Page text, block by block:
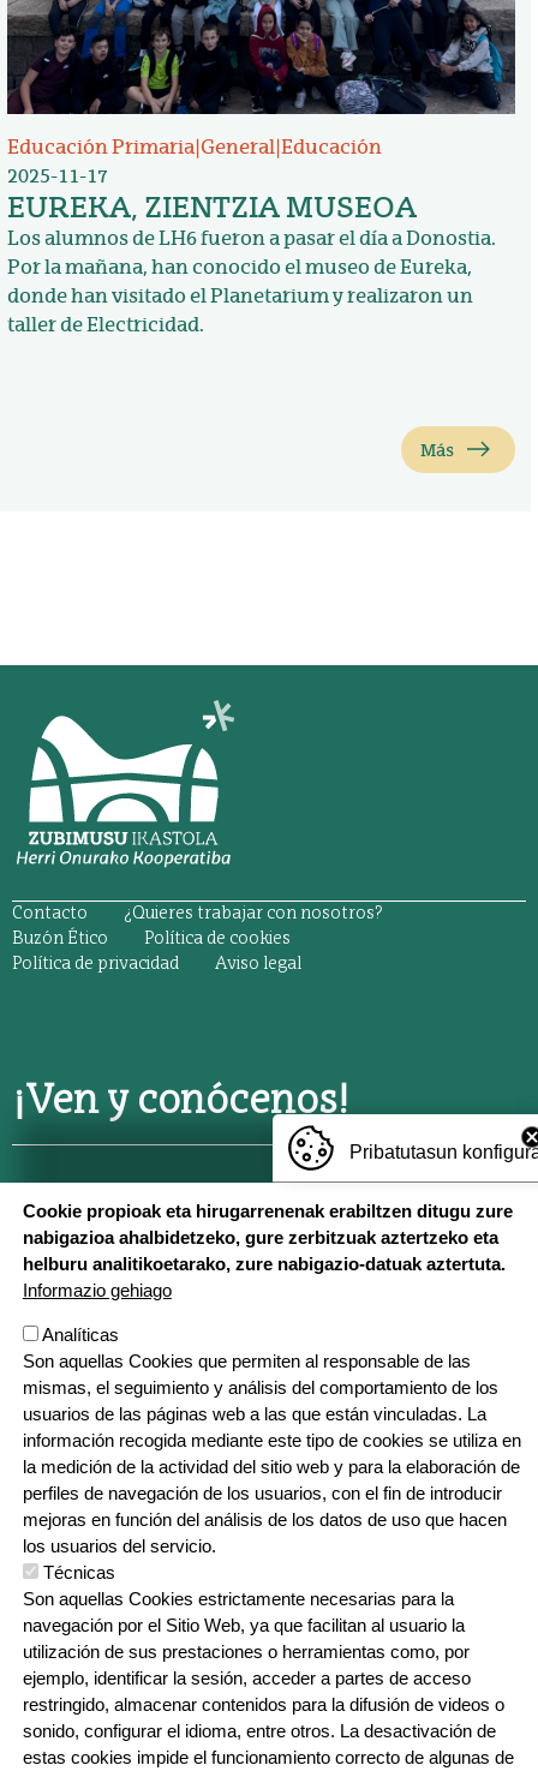
Educación Primaria|General|Educación
2025-11-17
EUREKA, ZIENTZIA MUSEOA
Los alumnos de LH6 fueron a pasar el día a Donostia.
Por la mañana, han conocido el museo de Eureka,
donde han visitado el Planetarium y realizaron un
taller de Electricidad.
Más
ORRI-OINA
Contacto
¿Quieres trabajar con nosotros?
TESTU-LEGALAK
Buzón Ético
Política de cookies
Política de privacidad
Aviso legal
¡Ven y conócenos!
CENTRO: Berria 55, 20150 Villabona,943 69 23 21
ZIZURKIL: Pagamuño z/g, 20159 Zizurkil,
En red
Webgune hau Ikastolen Elkarteak garatu
Pribatutasun
Cookie propioak eta hirugarrenenak erabiltzen ditugu zure
nabigazioa ahalbidetzeko, gure zerbitzuak aztertzeko eta
helburu analitikoetarako, zure nabigazio-datuak aztertuta.
Informazio gehiago
Analíticas
Son aquellas Cookies que permiten al responsable de las
mismas, el seguimiento y análisis del comportamiento de los
usuarios de las páginas web a las que están vinculadas. La
información recogida mediante este tipo de cookies se utiliza en
la medición de la actividad del sitio web y para la elaboración de
perfiles de navegación de los usuarios, con el fin de introducir
mejoras en función del análisis de los datos de uso que hacen
los usuarios del servicio.
Técnicas
Son aquellas Cookies estrictamente necesarias para la
navegación por el Sitio Web, ya que facilitan al usuario la
utilización de sus prestaciones o herramientas como, por
ejemplo, identificar la sesión, acceder a partes de acceso
restringido, almacenar contenidos para la difusión de videos o
sonido, configurar el idioma, entre otros. La desactivación de
estas cookies impide el funcionamiento correcto de algunas de